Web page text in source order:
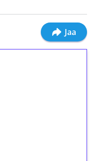
Jaa